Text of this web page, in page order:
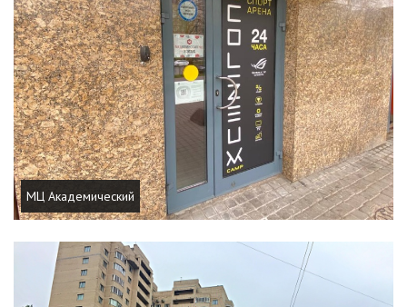
МЦ Академический